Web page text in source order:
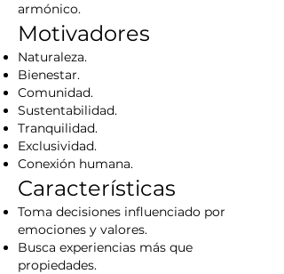
armónico.
Motivadores
Naturaleza.
Bienestar.
Comunidad.
Sustentabilidad.
Tranquilidad.
Exclusividad.
Conexión humana.
Características
Toma decisiones influenciado por
emociones y valores.
Busca experiencias más que
propiedades.